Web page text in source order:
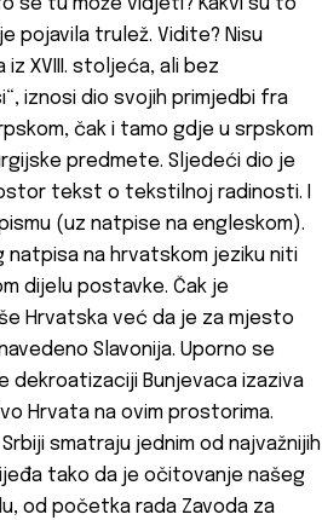
se tu može vidjeti? Kakvi su to
pojavila trulež. Vidite? Nisu
XVIII. stoljeća, ali bez
iznosi dio svojih primjedbi fra
čak i tamo gdje u srpskom
predmete. Sljedeći dio je
tekst o tekstilnoj radinosti. I
(uz natpise na engleskom).
natpisa na hrvatskom jeziku niti
dijelu postavke. Čak je
Hrvatska već da je za mjesto
Slavonija. Uporno se
Bunjevaca izaziva
Hrvata na ovim prostorima.
smatraju jednim od najvažnijih
tako da je očitovanje našeg
od početka rada Zavoda za